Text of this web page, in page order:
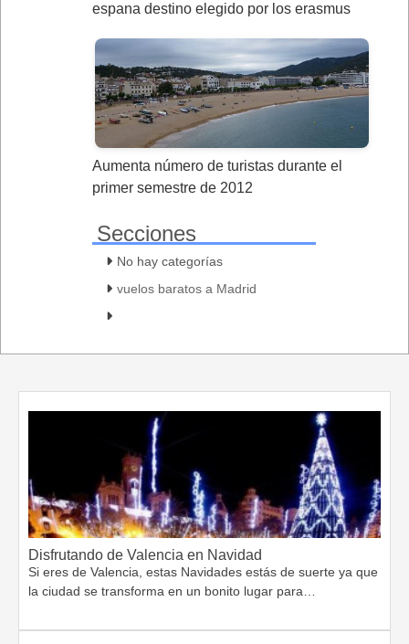
espana destino elegido por los erasmus
Aumenta número de turistas durante el
primer semestre de 2012
Secciones
No hay categorías
vuelos baratos a Madrid
Disfrutando de Valencia en Navidad
Si eres de Valencia, estas Navidades estás de suerte ya que
la ciudad se transforma en un bonito lugar para…